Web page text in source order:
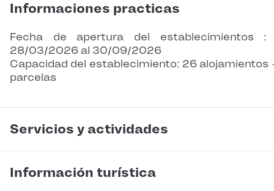
Informaciones practicas
Fecha de apertura del establecimientos :
28/03/2026 al 30/09/2026
Capacidad del establecimiento: 26 alojamientos
parcelas
Servicios y actividades
Información turística